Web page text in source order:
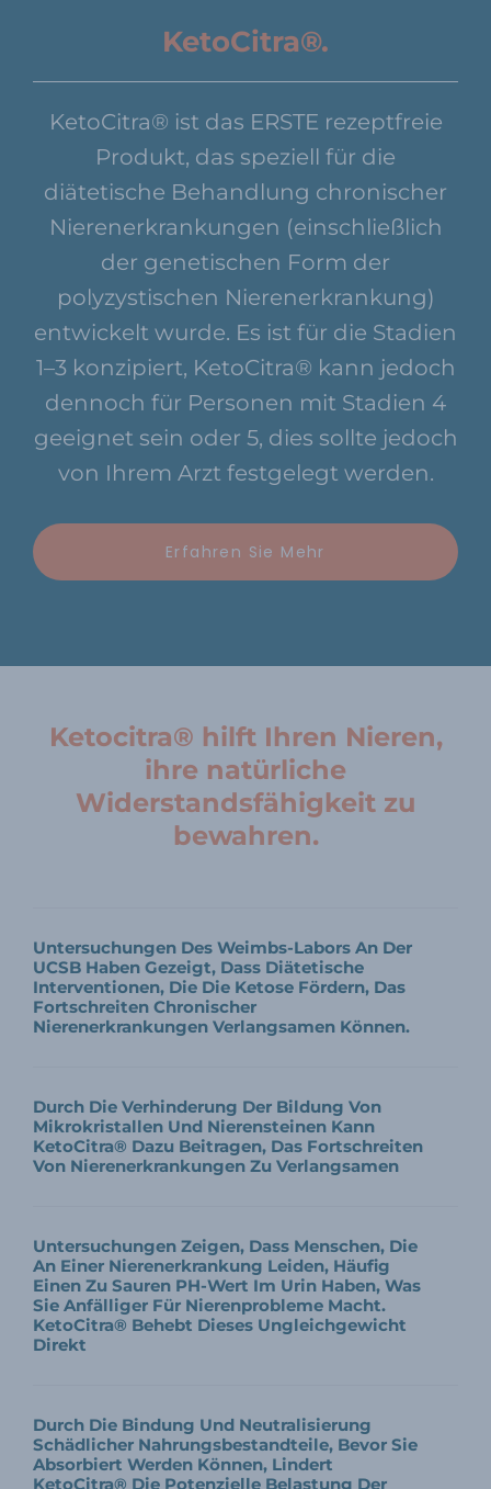
KetoCitra®.
KetoCitra® ist das ERSTE rezeptfreie
Produkt, das speziell für die
diätetische Behandlung chronischer
Nierenerkrankungen (einschließlich
der genetischen Form der
polyzystischen Nierenerkrankung)
entwickelt wurde. Es ist für die Stadien
1–3 konzipiert, KetoCitra® kann jedoch
dennoch für Personen mit Stadien 4
geeignet sein oder 5, dies sollte jedoch
von Ihrem Arzt festgelegt werden.
Erfahren Sie Mehr
Ketocitra® hilft Ihren Nieren,
ihre natürliche
Widerstandsfähigkeit zu
bewahren.
Untersuchungen Des Weimbs-Labors An Der
UCSB Haben Gezeigt, Dass Diätetische
Interventionen, Die Die Ketose Fördern, Das
Fortschreiten Chronischer
Nierenerkrankungen Verlangsamen Können.
Durch Die Verhinderung Der Bildung Von
Mikrokristallen Und Nierensteinen Kann
KetoCitra® Dazu Beitragen, Das Fortschreiten
Von Nierenerkrankungen Zu Verlangsamen
Untersuchungen Zeigen, Dass Menschen, Die
An Einer Nierenerkrankung Leiden, Häufig
Einen Zu Sauren PH-Wert Im Urin Haben, Was
Sie Anfälliger Für Nierenprobleme Macht.
KetoCitra® Behebt Dieses Ungleichgewicht
Direkt
Durch Die Bindung Und Neutralisierung
Schädlicher Nahrungsbestandteile, Bevor Sie
Absorbiert Werden Können, Lindert
KetoCitra® Die Potenzielle Belastung Der